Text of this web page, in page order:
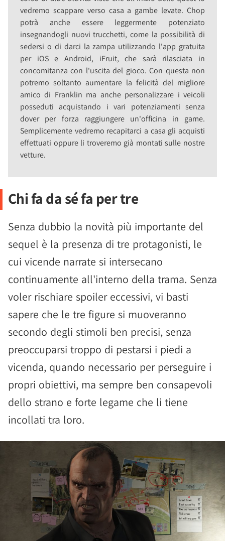
vedremo scappare verso casa a gambe levate. Chop
potrà anche essere leggermente potenziato
insegnandogli nuovi trucchetti, come la possibilità di
sedersi o di darci la zampa utilizzando l'app gratuita
per iOS e Android, iFruit, che sarà rilasciata in
concomitanza con l'uscita del gioco. Con questa non
potremo soltanto aumentare la felicità del migliore
amico di Franklin ma anche personalizzare i veicoli
posseduti acquistando i vari potenziamenti senza
dover per forza raggiungere un'officina in game.
Semplicemente vedremo recapitarci a casa gli acquisti
effettuati oppure li troveremo già montati sulle nostre
vetture.
Chi fa da sé fa per tre
Senza dubbio la novità più importante del
sequel è la presenza di tre protagonisti, le
cui vicende narrate si intersecano
continuamente all'interno della trama. Senza
voler rischiare spoiler eccessivi, vi basti
sapere che le tre figure si muoveranno
secondo degli stimoli ben precisi, senza
preoccuparsi troppo di pestarsi i piedi a
vicenda, quando necessario per perseguire i
propri obiettivi, ma sempre ben consapevoli
dello strano e forte legame che li tiene
incollati tra loro.